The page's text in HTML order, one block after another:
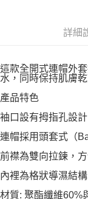
詳細
這款全開式連帽外
水，同時保持肌膚
產品特色
袖口設有拇指孔設
連帽採用頭套式（
前襟為雙向拉鍊，
內裡為格狀導濕結
材質: 聚酯纖維60%